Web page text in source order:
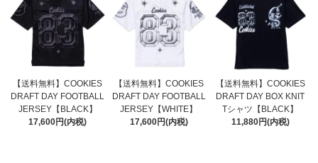
【送料無料】COOKIES
DRAFT DAY FOOTBALL
JERSEY【BLACK】
17,600円(内税)
【送料無料】COOKIES
DRAFT DAY FOOTBALL
JERSEY【WHITE】
17,600円(内税)
【送料無料】COOKIES
DRAFT DAY BOX KNIT
Tシャツ【BLACK】
11,880円(内税)